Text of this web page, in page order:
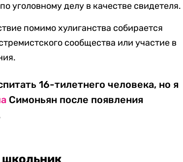
уголовному делу в качестве свидетеля.
помимо хулиганства собирается
сообщества или участие в
16-тилетнего человека, но я
Симоньян после появления
школьник